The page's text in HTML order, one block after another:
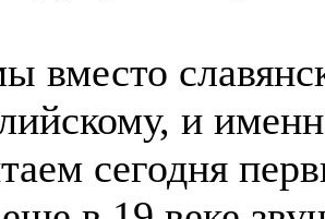
вместо
и
сегодня